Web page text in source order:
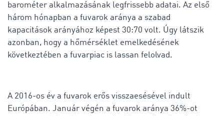
barométer alkalmazásának legfrissebb adatai. Az első
három hónapban a fuvarok aránya a szabad
kapacitások arányához képest 30:70 volt. Úgy látszik
azonban, hogy a hőmérséklet emelkedésének
következtében a fuvarpiac is lassan felolvad.
A 2016-os év a fuvarok erős visszaesésével indult
Európában. Január végén a fuvarok aránya 36%-ot